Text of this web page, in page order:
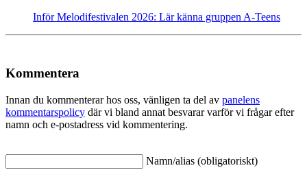
Inför Melodifestivalen 2026: Lär känna gruppen A-Teens
Kommentera
Innan du kommenterar hos oss, vänligen ta del av panelens
kommentarspolicy där vi bland annat besvarar varför vi frågar efter
namn och e-postadress vid kommentering.
Namn/alias (obligatoriskt)